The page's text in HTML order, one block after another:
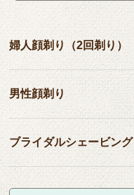
婦人顔剃り（2回剃り）
男性顔剃り
ブライダルシェービング